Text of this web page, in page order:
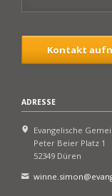
Kontakt
ADRESSE
Evangelische
Peter Beier Platz 1
52349 Düren